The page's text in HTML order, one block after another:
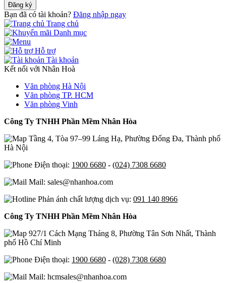
Đăng ký
Bạn đã có tài khoản? Đăng nhập ngay
Trang chủ
Danh mục
Hỗ trợ
Tài khoản
Kết nối với Nhân Hoà
Văn phòng Hà Nội
Văn phòng TP. HCM
Văn phòng Vinh
Công Ty TNHH Phần Mềm Nhân Hòa
Tầng 4, Tòa 97–99 Láng Hạ, Phường Đống Đa, Thành phố
Hà Nội
Điện thoại: 1900 6680 - (024) 7308 6680
Mail: sales@nhanhoa.com
Phản ánh chất lượng dịch vụ: 091 140 8966
Công Ty TNHH Phần Mềm Nhân Hòa
927/1 Cách Mạng Tháng 8, Phường Tân Sơn Nhất, Thành
phố Hồ Chí Minh
Điện thoại: 1900 6680 - (028) 7308 6680
Mail: hcmsales@nhanhoa.com